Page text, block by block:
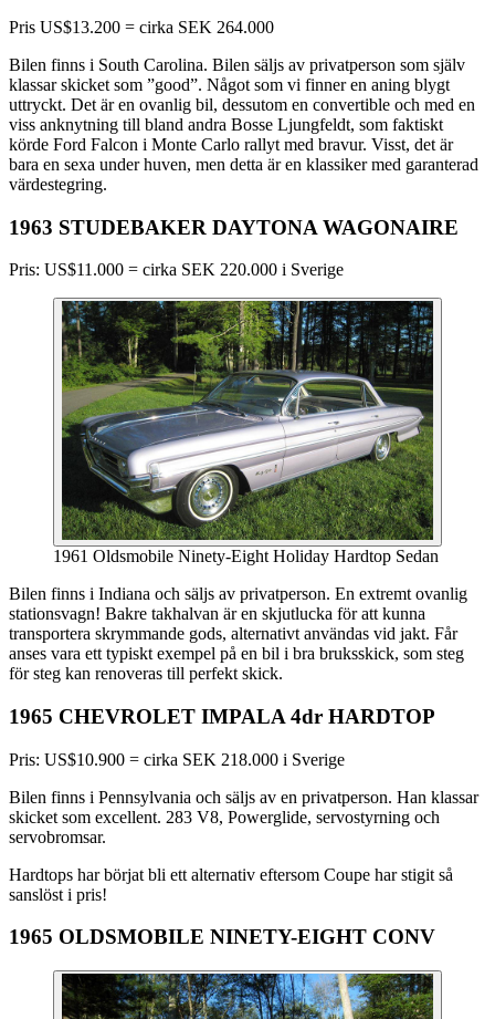
Pris US$13.200 = cirka SEK 264.000
Bilen finns i South Carolina. Bilen säljs av privatperson som själv
klassar skicket som ”good”. Något som vi finner en aning blygt
uttryckt. Det är en ovanlig bil, dessutom en convertible och med en
viss anknytning till bland andra Bosse Ljungfeldt, som faktiskt
körde Ford Falcon i Monte Carlo rallyt med bravur. Visst, det är
bara en sexa under huven, men detta är en klassiker med garanterad
värdestegring.
1963 STUDEBAKER DAYTONA WAGONAIRE
Pris: US$11.000 = cirka SEK 220.000 i Sverige
1961 Oldsmobile Ninety-Eight Holiday Hardtop Sedan
Bilen finns i Indiana och säljs av privatperson. En extremt ovanlig
stationsvagn! Bakre takhalvan är en skjutlucka för att kunna
transportera skrymmande gods, alternativt användas vid jakt. Får
anses vara ett typiskt exempel på en bil i bra bruksskick, som steg
för steg kan renoveras till perfekt skick.
1965 CHEVROLET IMPALA 4dr HARDTOP
Pris: US$10.900 = cirka SEK 218.000 i Sverige
Bilen finns i Pennsylvania och säljs av en privatperson. Han klassar
skicket som excellent. 283 V8, Powerglide, servostyrning och
servobromsar.
Hardtops har börjat bli ett alternativ eftersom Coupe har stigit så
sanslöst i pris!
1965 OLDSMOBILE NINETY-EIGHT CONV